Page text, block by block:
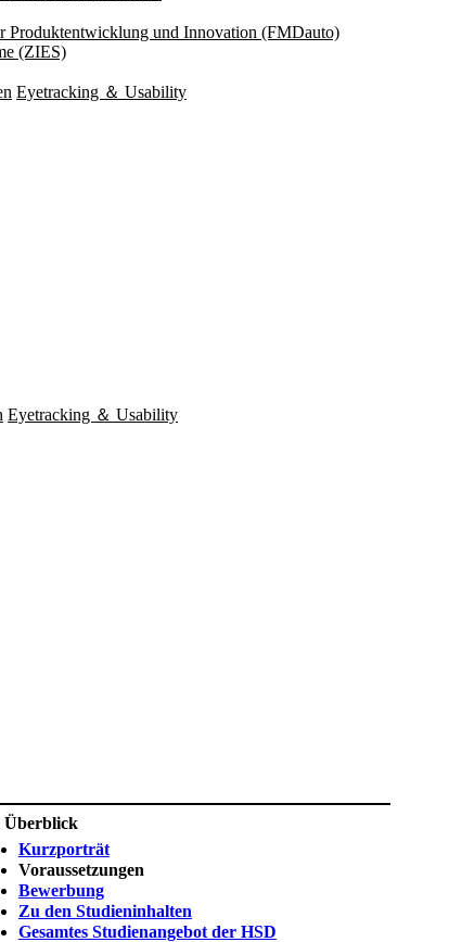
Produktentwicklung und Innovation (FMDauto)
(ZIES)
Eyetracking ＆ Usability
Eyetracking ＆ Usability
Überblic​k
Ku​​​r​zp​​o​​​r​​t​rät
Voraussetzungen
Bewerbung​
Zu den Studieninhalten
Gesamtes Studienangebot der HSD